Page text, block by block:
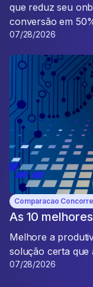
que reduz seu
conversão em
07/28/2026
Comparacao
As 10
Melhore a
solução certa que
07/28/2026